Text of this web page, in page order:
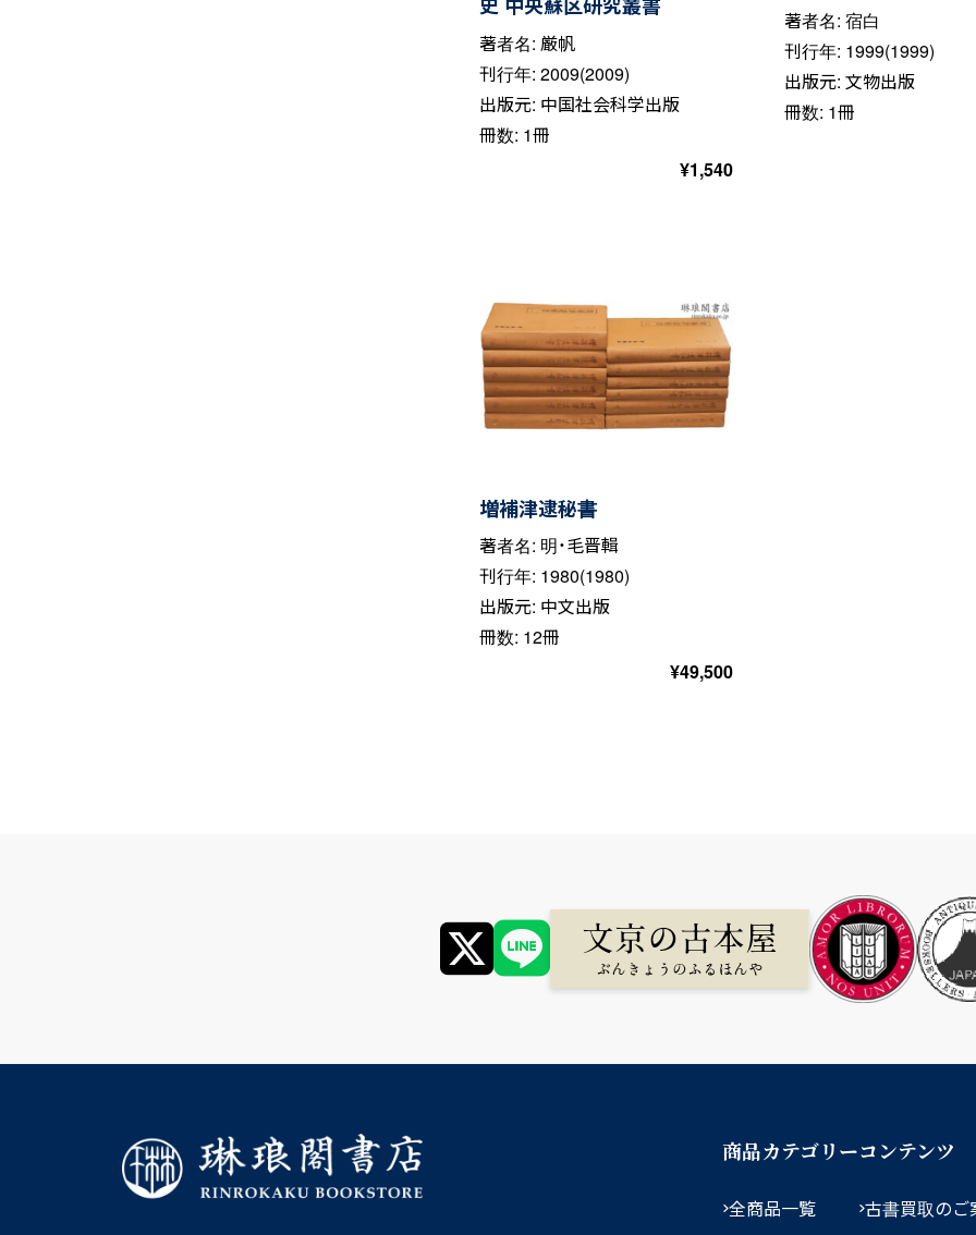
著者名: 厳帆
刊行年: 2009(2009)
出版元: 中国社会科学出版
冊数: 1冊
¥1,540
著者名: 宿白
刊行年: 1999(1999)
出版元: 文物出版
冊数: 1冊
増補津逮秘書
著者名: 明・毛晋輯
刊行年: 1980(1980)
出版元: 中文出版
冊数: 12冊
¥49,500
商品カテゴリー
全商品一覧
コンテンツ
古書買取のご